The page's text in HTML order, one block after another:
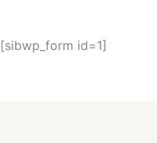
[sibwp_form id=1]